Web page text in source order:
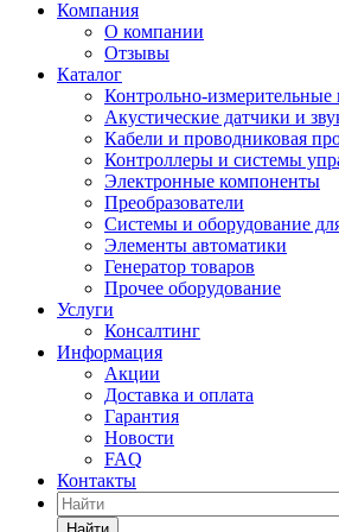
Компания
О компании
Отзывы
Каталог
Контрольно-
Акустические датчики и
Кабели и проводниковая
Контроллеры и системы
Электронные компоненты
Преобразователи
Системы и оборудование
Элементы автоматики
Генератор товаров
Прочее оборудование
Услуги
Консалтинг
Информация
Акции
Доставка и оплата
Гарантия
Новости
FAQ
Контакты